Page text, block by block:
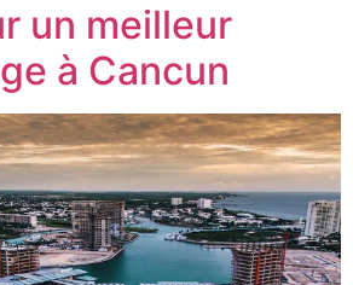
un meilleur
à Cancun